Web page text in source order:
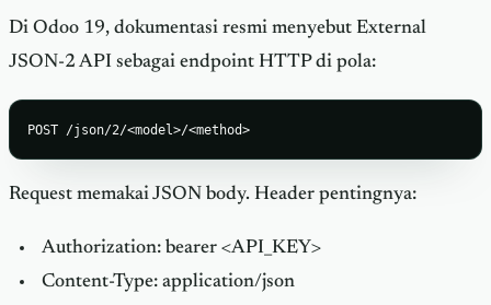
Di Odoo 19, dokumentasi resmi menyebut External
JSON-2 API sebagai endpoint HTTP di pola:
POST /json/2/<model>/<method>
Request memakai JSON body. Header pentingnya:
Authorization: bearer <API_KEY>
Content-Type: application/json